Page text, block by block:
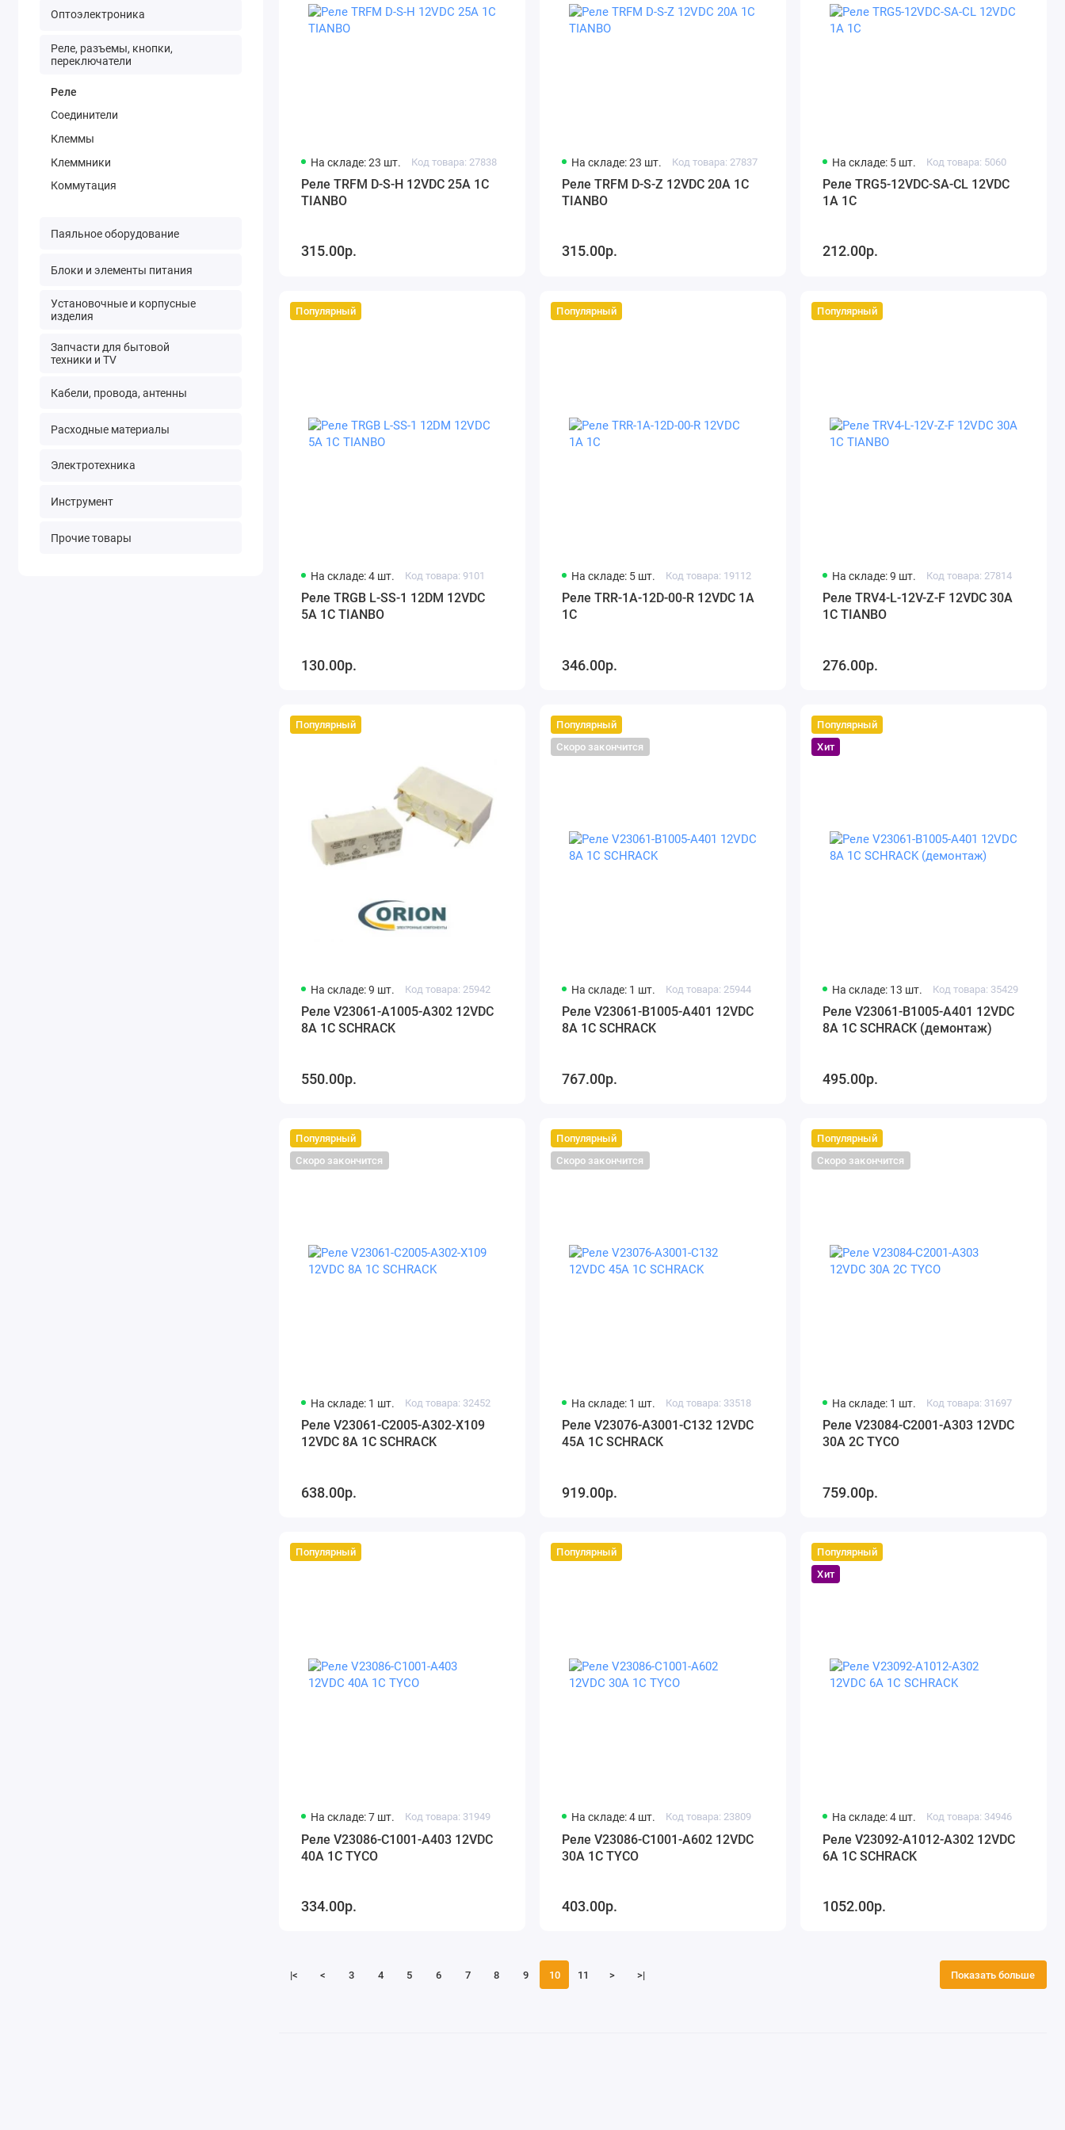
Оптоэлектроника
Реле, разъемы, кнопки,
переключатели
Реле
Соединители
Клеммы
Клеммники
Коммутация
Паяльное оборудование
Блоки и элементы питания
Установочные и корпусные
изделия
Запчасти для бытовой
техники и TV
Кабели, провода, антенны
Расходные материалы
Электротехника
Инструмент
Прочие товары
На складе: 23 шт. Код товара: 27838
Реле TRFM D-S-H 12VDC 25A 1C
TIANBO
315.00р.
На складе: 23 шт. Код товара: 27837
Реле TRFM D-S-Z 12VDC 20A 1C
TIANBO
315.00р.
На складе: 5 шт. Код товара: 5060
Реле TRG5-12VDC-SA-CL 12VDC
1A 1C
212.00р.
Популярный
На складе: 4 шт. Код товара: 9101
Реле TRGB L-SS-1 12DM 12VDC
5A 1C TIANBO
130.00р.
Популярный
На складе: 5 шт. Код товара: 19112
Реле TRR-1A-12D-00-R 12VDC 1A
1C
346.00р.
Популярный
На складе: 9 шт. Код товара: 27814
Реле TRV4-L-12V-Z-F 12VDC 30A
1C TIANBO
276.00р.
Популярный
На складе: 9 шт. Код товара: 25942
Реле V23061-A1005-A302 12VDC
8A 1C SCHRACK
550.00р.
Популярный
Скоро закончится
На складе: 1 шт. Код товара: 25944
Реле V23061-B1005-A401 12VDC
8A 1C SCHRACK
767.00р.
Популярный
Хит
На складе: 13 шт. Код товара: 35429
Реле V23061-B1005-A401 12VDC
8A 1C SCHRACK (демонтаж)
495.00р.
Популярный
Скоро закончится
На складе: 1 шт. Код товара: 32452
Реле V23061-C2005-A302-X109
12VDC 8A 1C SCHRACK
638.00р.
Популярный
Скоро закончится
На складе: 1 шт. Код товара: 33518
Реле V23076-A3001-C132 12VDC
45A 1C SCHRACK
919.00р.
Популярный
Скоро закончится
На складе: 1 шт. Код товара: 31697
Реле V23084-C2001-A303 12VDC
30A 2С TYCO
759.00р.
Популярный
На складе: 7 шт. Код товара: 31949
Реле V23086-C1001-A403 12VDC
40A 1C TYCO
334.00р.
Популярный
На складе: 4 шт. Код товара: 23809
Реле V23086-C1001-A602 12VDC
30A 1C TYCO
403.00р.
Популярный
Хит
На складе: 4 шт. Код товара: 34946
Реле V23092-A1012-A302 12VDC
6A 1C SCHRACK
1052.00р.
|< < 3 4 5 6 7 8 9 10 11 > >| Показать больше